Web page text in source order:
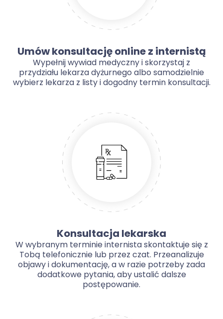
Umów konsultację online z internistą
Wypełnij wywiad medyczny i skorzystaj z
przydziału lekarza dyżurnego albo samodzielnie
wybierz lekarza z listy i dogodny termin konsultacji.
Konsultacja lekarska
W wybranym terminie internista skontaktuje się z
Tobą telefonicznie lub przez czat. Przeanalizuje
objawy i dokumentację, a w razie potrzeby zada
dodatkowe pytania, aby ustalić dalsze
postępowanie.